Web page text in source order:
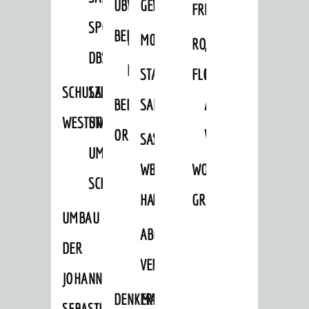
SPORTHALLE
DBS
SCHULZENTRUM
WESTSTADT
SANIERUNG-
UND
UMBAUMASSNAHME S
CHLOSS
UMBAU
DER
JOHANN-
ÜBER
BEBAUUNGSPLÄNE
VERFAHREN
BEBAUUNGSPLÄNE
KERNSTADT
BEBAUUNGSPLÄNE
ORTSTEILE
EINZELHANDELSKONZEPT
MOBILFUNKKONZEPT
LÄRMAKTIONSPLAN
STADTERNEUERUNG/-
SANIERUNG
SANIERUNG
WESTLICH
HAUPTBAHNHOF
SANIERUNGSGEBIET
HILDEBRANDSCHE
MÜHLE
ABGESCHLOSSENE
VERFAHREN
DENKMALSCHUTZ
ERHALTUNGSSATZUNGEN
FRÜHLING
HERBST
RODENSTEINER
FLOHMARKT
„WOINEM
LIVE“
AM
WINDECKPLATZ
WOCHENMARKT
GROOVE